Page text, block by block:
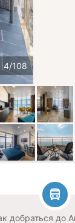
добраться до